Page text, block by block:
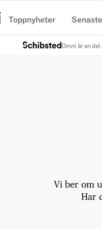
Toppnyheter
Omni är en
Vi ber om
Har